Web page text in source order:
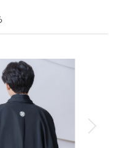
撮影日の空き
を確認する
ペットと撮影